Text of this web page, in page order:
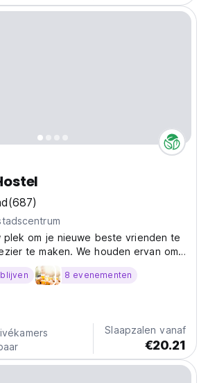
(687)
plek om je nieuwe beste vrienden te
te maken. We houden ervan om
te beleven
8 evenementen
Slaapzalen vanaf
€20.21